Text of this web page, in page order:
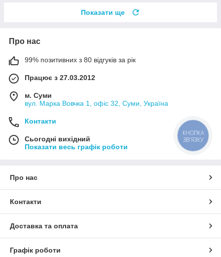
Показати ще
Про нас
99% позитивних з 80 відгуків за рік
Працює з 27.03.2012
м. Суми
вул. Марка Вовчка 1, офіс 32, Суми, Україна
Контакти
Сьогодні вихідний
Показати весь графік роботи
Про нас
Контакти
Доставка та оплата
Графік роботи
КНОПКА
ЗВ'ЯЗКУ